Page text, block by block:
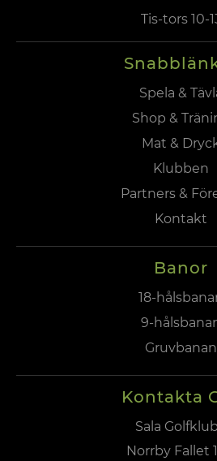
Tis-tors 10-
Spela &
Shop &
Mat &
Klubben
Partners &
Kontakt
Banor
18-
9-
Gruvbanan
Kontakta
Sala
Norrby Fallet